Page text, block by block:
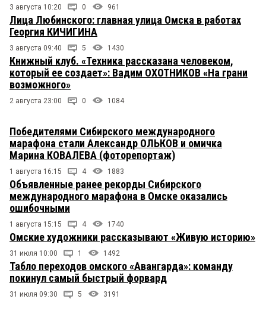
3 августа 10:20 0 961
Лица Любинского: главная улица Омска в работах
Георгия КИЧИГИНА
3 августа 09:40 5 1430
Книжный клуб. «Техника рассказана человеком,
который ее создает»: Вадим ОХОТНИКОВ «На грани
возможного»
2 августа 23:00 0 1084
Победителями Сибирского международного
марафона стали Александр ОЛЬКОВ и омичка
Марина КОВАЛЕВА (фоторепортаж)
1 августа 16:15 4 1883
Объявленные ранее рекорды Сибирского
международного марафона в Омске оказались
ошибочными
1 августа 15:15 4 1740
Омские художники рассказывают «Живую историю»
31 июля 10:00 1 1492
Табло переходов омского «Авангарда»: команду
покинул самый быстрый форвард
31 июля 09:30 5 3191